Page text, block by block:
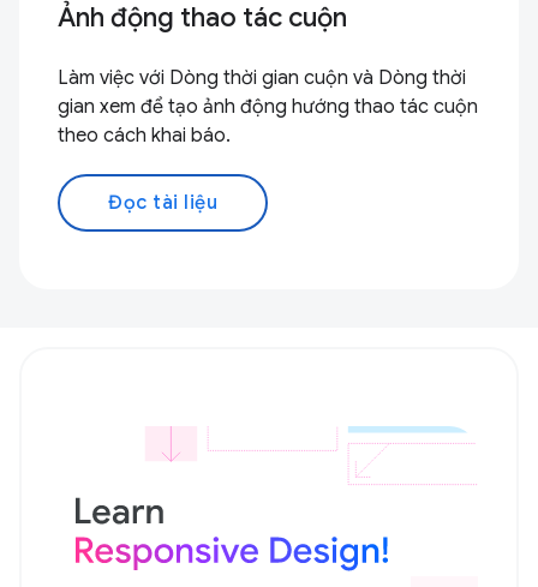
Ảnh động thao tác cuộn
Làm việc với Dòng thời gian cuộn và Dòng thời
gian xem để tạo ảnh động hướng thao tác cuộn
theo cách khai báo.
Đọc tài liệu